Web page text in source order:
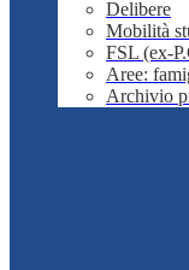
Delibere
Mobilità
FSL (ex-
Aree:
Archivio